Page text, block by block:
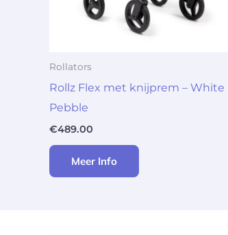
Rollators
Rollz Flex met knijprem – White
Pebble
€489.00
Meer Info